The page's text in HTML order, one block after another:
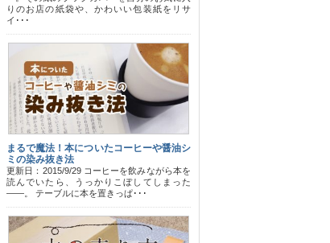
りのお店の紙袋や、かわいい包装紙をリサ
イ･･･
まるで魔法！本についたコーヒーや醤油シ
ミの染み抜き法
更新日：2015/9/29 コーヒーを飲みながら本を
読んでいたら、うっかりこぼしてしまった
――。 テーブルに本を置きっぱ･･･